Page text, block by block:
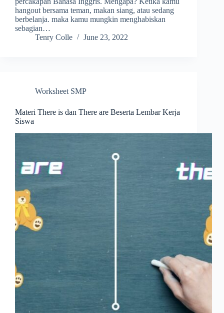
hangout bersama teman, makan siang, atau sedang
berbelanja. maka kamu mungkin menghabiskan
sebagian…
Tenry Colle
June 23, 2022
Worksheet SMP
Materi There is dan There are Beserta Lembar Kerja
Siswa